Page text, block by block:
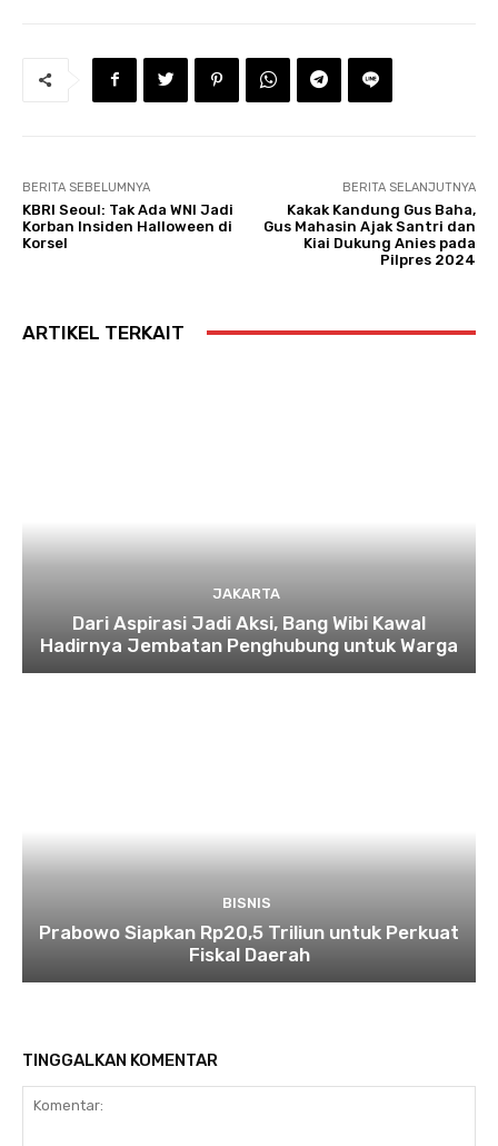
BERITA SEBELUMNYA
KBRI Seoul: Tak Ada WNI Jadi
Korban Insiden Halloween di
Korsel
BERITA SELANJUTNYA
Kakak Kandung Gus Baha,
Gus Mahasin Ajak Santri dan
Kiai Dukung Anies pada
Pilpres 2024
ARTIKEL TERKAIT
JAKARTA
Dari Aspirasi Jadi Aksi, Bang Wibi Kawal
Hadirnya Jembatan Penghubung untuk Warga
BISNIS
Prabowo Siapkan Rp20,5 Triliun untuk Perkuat
Fiskal Daerah
TINGGALKAN KOMENTAR